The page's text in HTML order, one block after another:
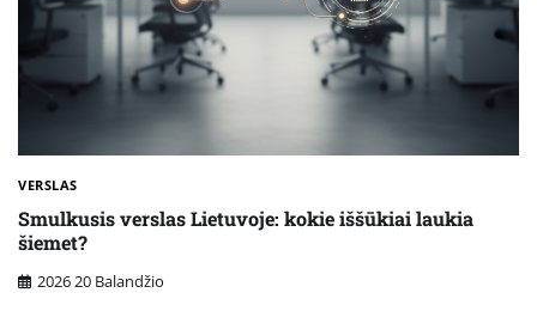
VERSLAS
Smulkusis verslas Lietuvoje: kokie iššūkiai laukia
šiemet?
2026 20 Balandžio